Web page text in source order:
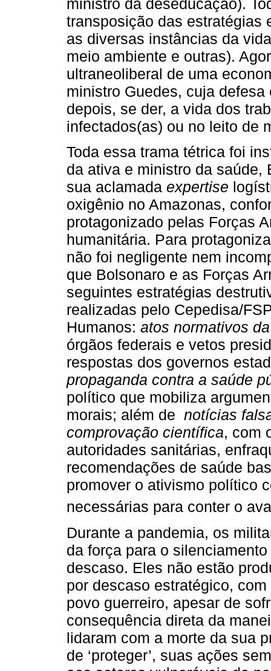
ministro da deseducação).
transposição das estratégias
as diversas instâncias da
meio ambiente e outras).
ultraneoliberal de uma
ministro Guedes, cuja
depois, se der, a vida dos
infectados(as) ou no leito de
Toda essa trama tétrica foi
da ativa e ministro da saúde,
sua aclamada expertise
oxigênio no Amazonas,
protagonizado pelas Forças
humanitária. Para
não foi negligente nem
que Bolsonaro e as Forças
seguintes estratégias
realizadas pelo Cepedisa/
Humanos: atos normativos
órgãos federais e vetos
respostas dos governos
propaganda contra a saúde
político que mobiliza
morais; além de notícias
comprovação científica, com
autoridades sanitárias,
recomendações de saúde
promover o ativismo político
necessárias para conter o
Durante a pandemia, os
da força para o
descaso. Eles não estão
por descaso estratégico,
povo guerreiro, apesar de
consequência direta da
lidaram com a morte da sua
de ‘proteger’, suas ações